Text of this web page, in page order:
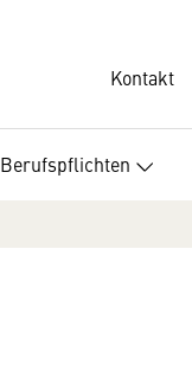
Kontakt
Berufspflichten